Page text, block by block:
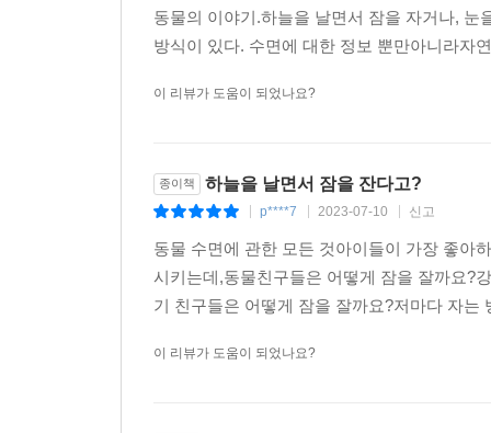
동물의 이야기.하늘을 날면서 잠을 자거나,
방식이 있다. 수면에 대한 정보 뿐만아니라자
이 리뷰가 도움이 되었나요?
종이책 하늘을 날면서 잠을 잔다고?
p****7 2023-07-10 신고
동물 수면에 관한 모든 것아이들이 가장 좋아
시키는데,동물친구들은 어떻게 잠을 잘까요?
기 친구들은 어떻게 잠을 잘까요?저마다 자
이 리뷰가 도움이 되었나요?